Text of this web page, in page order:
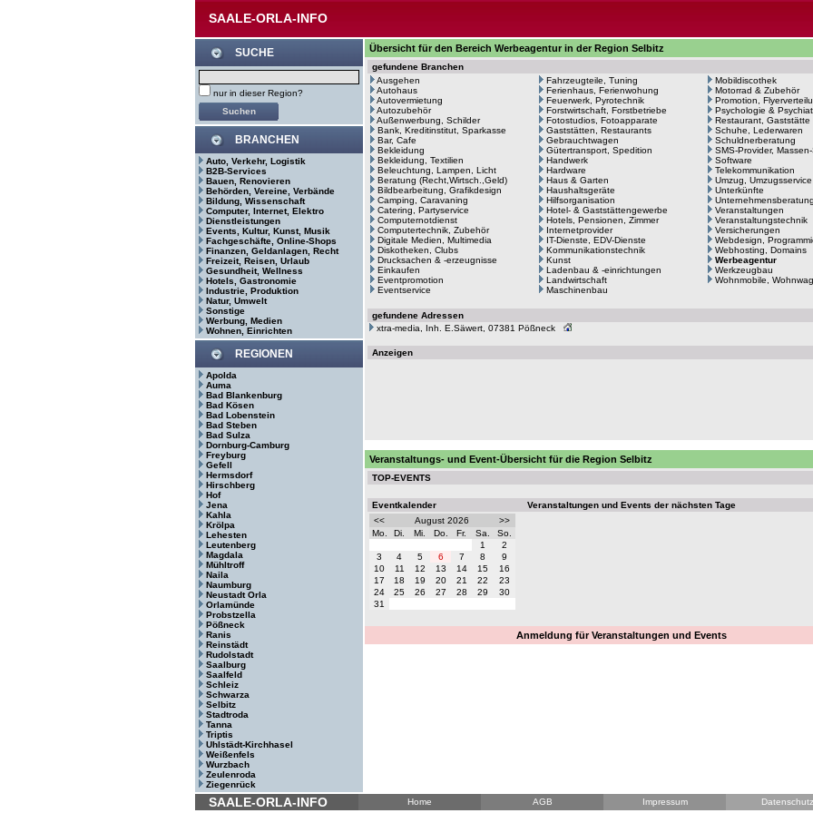
SAALE-ORLA-INFO
SUCHE
nur in dieser Region?
BRANCHEN
Auto, Verkehr, Logistik
B2B-Services
Bauen, Renovieren
Behörden, Vereine, Verbände
Bildung, Wissenschaft
Computer, Internet, Elektro
Dienstleistungen
Events, Kultur, Kunst, Musik
Fachgeschäfte, Online-Shops
Finanzen, Geldanlagen, Recht
Freizeit, Reisen, Urlaub
Gesundheit, Wellness
Hotels, Gastronomie
Industrie, Produktion
Natur, Umwelt
Sonstige
Werbung, Medien
Wohnen, Einrichten
REGIONEN
Apolda
Auma
Bad Blankenburg
Bad Kösen
Bad Lobenstein
Bad Steben
Bad Sulza
Dornburg-Camburg
Freyburg
Gefell
Hermsdorf
Hirschberg
Hof
Jena
Kahla
Krölpa
Lehesten
Leutenberg
Magdala
Mühltroff
Naila
Naumburg
Neustadt Orla
Orlamünde
Probstzella
Pößneck
Ranis
Reinstädt
Rudolstadt
Saalburg
Saalfeld
Schleiz
Schwarza
Selbitz
Stadtroda
Tanna
Triptis
Uhlstädt-Kirchhasel
Weißenfels
Wurzbach
Zeulenroda
Ziegenrück
Übersicht für den Bereich Werbeagentur in der Region Selbitz
gefundene Branchen
Ausgehen
Autohaus
Autovermietung
Autozubehör
Außenwerbung, Schilder
Bank, Kreditinstitut, Sparkasse
Bar, Cafe
Bekleidung
Bekleidung, Textilien
Beleuchtung, Lampen, Licht
Beratung (Recht,Wirtsch.,Geld)
Bildbearbeitung, Grafikdesign
Camping, Caravaning
Catering, Partyservice
Computernotdienst
Computertechnik, Zubehör
Digitale Medien, Multimedia
Diskotheken, Clubs
Drucksachen & -erzeugnisse
Einkaufen
Eventpromotion
Eventservice
Fahrzeugteile, Tuning
Ferienhaus, Ferienwohung
Feuerwerk, Pyrotechnik
Forstwirtschaft, Forstbetriebe
Fotostudios, Fotoapparate
Gaststätten, Restaurants
Gebrauchtwagen
Gütertransport, Spedition
Handwerk
Hardware
Haus & Garten
Haushaltsgeräte
Hilfsorganisation
Hotel- & Gaststättengewerbe
Hotels, Pensionen, Zimmer
Internetprovider
IT-Dienste, EDV-Dienste
Kommunikationstechnik
Kunst
Ladenbau & -einrichtungen
Landwirtschaft
Maschinenbau
Mobildiscothek
Motorrad & Zubehör
Promotion,
Psychologie &
Restaurant, Gaststätte
Schuhe, Lederwaren
Schuldnerberatung
SMS-Provider,
Software
Telekommunikation
Umzug, Umzugsservice
Unterkünfte
Unternehmensberatung
Veranstaltungen
Veranstaltungstechnik
Versicherungen
Webdesign,
Webhosting, Domains
Werbeagentur
Werkzeugbau
Wohnmobile,
gefundene Adressen
xtra-media, Inh. E.Säwert, 07381 Pößneck
Anzeigen
Veranstaltungs- und Event-Übersicht für die Region Selbitz
TOP-EVENTS
Eventkalender
Veranstaltungen und Events der nächsten Tage
<<
August 2026
>>
Mo.
Di. Mi. Do. Fr. Sa.
So.
1
2
3
4 5 6 7 8
9
10
11 12 13 14 15
16
17
18 19 20 21 22
23
24
25 26 27 28 29
30
31
Anmeldung für Veranstaltungen und Events
SAALE-ORLA-INFO Home AGB Impressum Datenschutz